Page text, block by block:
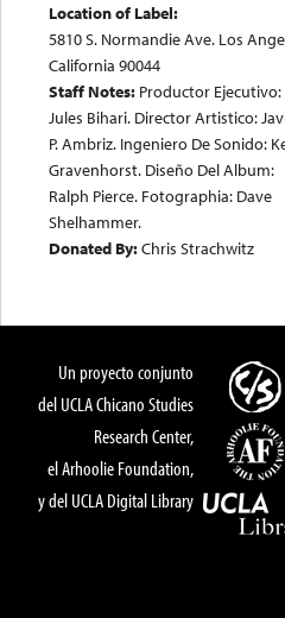
Location of Label:
5810 S. Normandie Ave. Los
California 90044
Staff Notes: Productor Ejecutivo:
Jules Bihari. Director Artistico:
P. Ambriz. Ingeniero De Sonido:
Gravenhorst. Diseño Del Album:
Ralph Pierce. Fotographia: Dave
Shelhammer.
Donated By:Chris Strachwitz
Un proyecto conjunto
del UCLA Chicano Studies
Research Center,
el Arhoolie Foundation,
y del UCLA Digital Library